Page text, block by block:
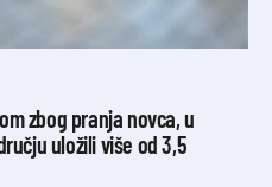
zbog pranja novca, u
uložili više od 3,5